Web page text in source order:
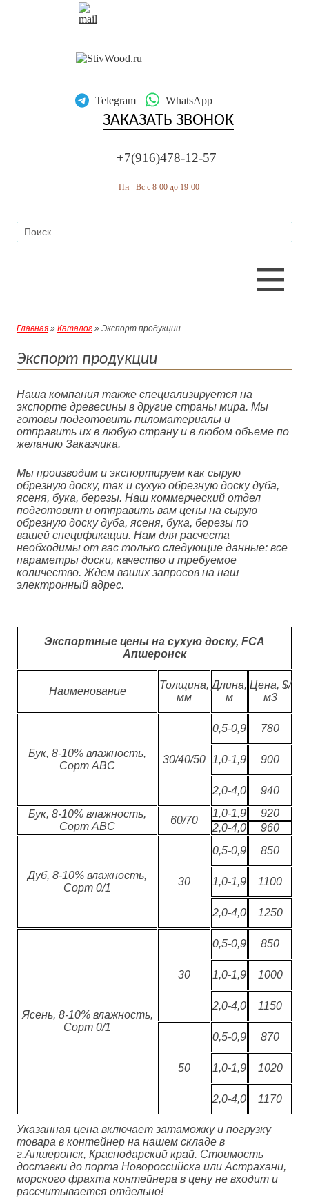
+7(916)478-12-57
Пн - Вс с 8-00 до 19-00
Telegram WhatsApp
ЗАКАЗАТЬ ЗВОНОК
Главная » Каталог » Экспорт продукции
Экспорт продукции
Наша компания также специализируется на
экспорте древесины в другие страны мира. Мы
готовы подготовить пиломатериалы и
отправить их в любую страну и в любом объеме по
желанию Заказчика.
Мы производим и экспортируем как сырую
обрезную доску, так и сухую обрезную доску дуба,
ясеня, бука, березы. Наш коммерческий отдел
подготовит и отправить вам цены на сырую
обрезную доскудуба, ясеня, бука, березы по
вашей спецификации. Нам для расчеста
необходимы от вас только следующие данные: все
параметры доски, качество и требуемое
количество. Ждем ваших запросов на наш
электронный адрес.
Экспортные цены на сухую доску, FCA
Апшеронск
Наименование
Толщина,
мм
Длина,
м
Цена, $/
м3
Бук, 8-10% влажность,
Сорт АВС
30/40/50
0,5-0,9 780
1,0-1,9 900
2,0-4,0
940
Бук, 8-10% влажность,
Сорт АВС
60/70
1,0-1,9
920
2,0-4,0
960
Дуб, 8-10% влажность,
Сорт 0/1
30
0,5-0,9 850
1,0-1,9 1100
2,0-4,0 1250
Ясень, 8-10% влажность,
Сорт 0/1
30
0,5-0,9 850
1,0-1,9 1000
2,0-4,0 1150
50
0,5-0,9 870
1,0-1,9 1020
2,0-4,0 1170
Указанная цена включает затаможку и погрузку
товара в контейнер на нашем складе в
г.Апшеронск, Краснодарский край. Стоимость
доставки до порта Новороссийска или Астрахани,
морского фрахта контейнера в цену не входит и
рассчитывается отдельно!